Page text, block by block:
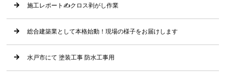
施工レポート✍クロス剥がし作業
総合建築業として本格始動！現場の様子をお届けします
水戸市にて 塗装工事 防水工事用